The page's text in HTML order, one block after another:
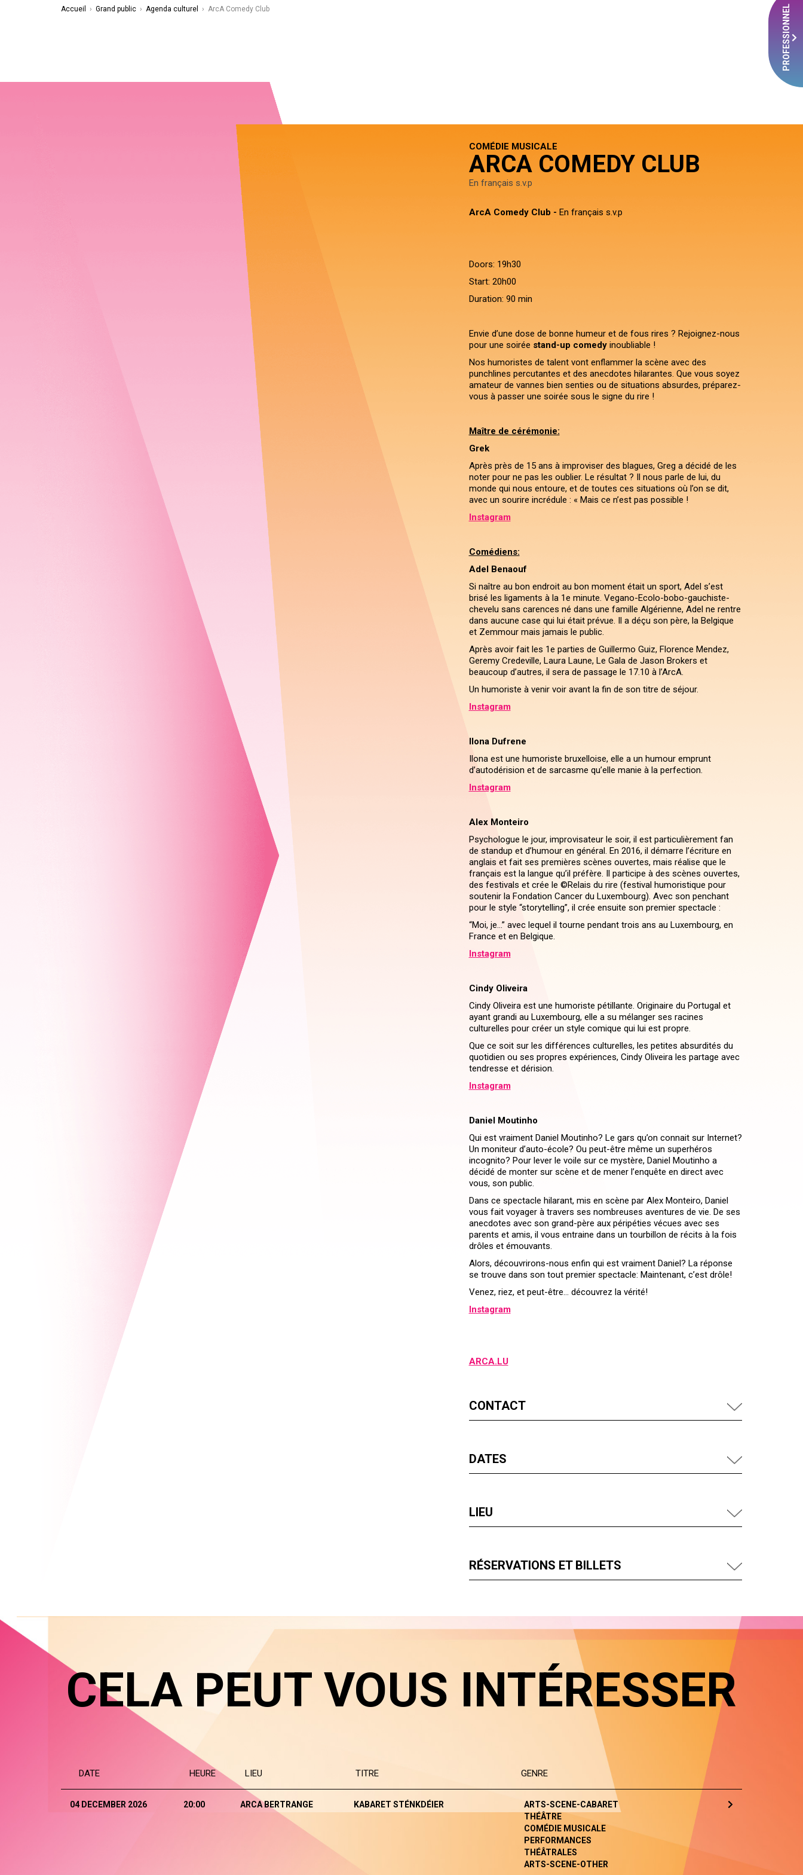
PROFESSIONNEL
Accueil › Grand public › Agenda culturel › ArcA Comedy Club
COMÉDIE MUSICALE
ARCA COMEDY CLUB
En français s.v.p
ArcA Comedy Club - En français s.v.p
Doors: 19h30
Start: 20h00
Duration: 90 min
Envie d’une dose de bonne humeur et de fous rires ? Rejoignez-nous
pour une soirée stand-up comedyinoubliable !
Nos humoristes de talent vont enflammer la scène avec des
punchlines percutantes et des anecdotes hilarantes. Que vous soyez
amateur de vannes bien senties ou de situations absurdes, préparez-
vous à passer une soirée sous le signe du rire !
Maître de cérémonie:
Grek
Après près de 15 ans à improviser des blagues, Greg a décidé de les
noter pour ne pas les oublier. Le résultat ? Il nous parle de lui, du
monde qui nous entoure, et de toutes ces situations où l’on se dit,
avec un sourire incrédule : « Mais ce n’est pas possible !
Instagram
Comédiens:
Adel Benaouf
Si naître au bon endroit au bon moment était un sport, Adel s’est
brisé les ligaments à la 1e minute. Vegano-Ecolo-bobo-gauchiste-
chevelu sans carences né dans une famille Algérienne, Adel ne rentre
dans aucune case qui lui était prévue. Il a déçu son père, la Belgique
et Zemmour mais jamais le public.
Après avoir fait les 1e parties de Guillermo Guiz, Florence Mendez,
Geremy Credeville, Laura Laune, Le Gala de Jason Brokers et
beaucoup d’autres, il sera de passage le 17.10 à l’ArcA.
Un humoriste à venir voir avant la fin de son titre de séjour.
Instagram
Ilona Dufrene
Ilona est une humoriste bruxelloise, elle a un humour emprunt
d’autodérision et de sarcasme qu’elle manie à la perfection.
Instagram
Alex Monteiro
Psychologue le jour, improvisateur le soir, il est particulièrement fan
de standup et d’humour en général. En 2016, il démarre l’écriture en
anglais et fait ses premières scènes ouvertes, mais réalise que le
français est la langue qu’il préfère. Il participe à des scènes ouvertes,
des festivals et crée le ©Relais du rire (festival humoristique pour
soutenir la Fondation Cancer du Luxembourg). Avec son penchant
pour le style “storytelling”, il crée ensuite son premier spectacle :
“Moi, je…” avec lequel il tourne pendant trois ans au Luxembourg, en
France et en Belgique.
Instagram
Cindy Oliveira
Cindy Oliveira est une humoriste pétillante. Originaire du Portugal et
ayant grandi au Luxembourg, elle a su mélanger ses racines
culturelles pour créer un style comique qui lui est propre.
Que ce soit sur les différences culturelles, les petites absurdités du
quotidien ou ses propres expériences, Cindy Oliveira les partage avec
tendresse et dérision.
Instagram
Daniel Moutinho
Qui est vraiment Daniel Moutinho? Le gars qu’on connait sur Internet?
Un moniteur d’auto-école? Ou peut-être même un superhéros
incognito? Pour lever le voile sur ce mystère, Daniel Moutinho a
décidé de monter sur scène et de mener l’enquête en direct avec
vous, son public.
Dans ce spectacle hilarant, mis en scène par Alex Monteiro, Daniel
vous fait voyager à travers ses nombreuses aventures de vie. De ses
anecdotes avec son grand-père aux péripéties vécues avec ses
parents et amis, il vous entraine dans un tourbillon de récits à la fois
drôles et émouvants.
Alors, découvrirons-nous enfin qui est vraiment Daniel? La réponse
se trouve dans son tout premier spectacle: Maintenant, c’est drôle!
Venez, riez, et peut-être… découvrez la vérité!
Instagram
ARCA.LU
CONTACT
DATES
LIEU
RÉSERVATIONS ET BILLETS
CELA PEUT VOUS INTÉRESSER
DATE HEURE LIEU TITRE GENRE
04 DECEMBER 2026 20:00 ARCA BERTRANGE KABARET STÉNKDÉIER
ARTS-SCENE-CABARET
THÉÂTRE
COMÉDIE MUSICALE
PERFORMANCES
THÉÂTRALES
ARTS-SCENE-OTHER